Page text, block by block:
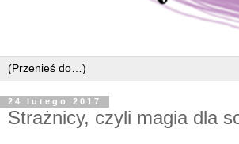
24 lutego 2017
Strażnicy, czyli magia dla